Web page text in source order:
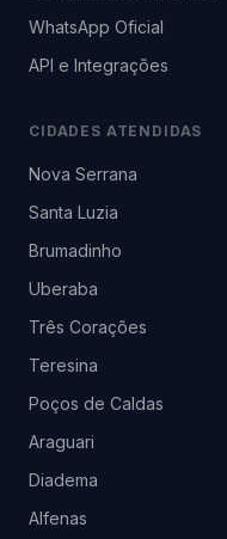
WhatsApp Oficial
API e Integrações
CIDADES ATENDIDAS
Nova Serrana
Santa Luzia
Brumadinho
Uberaba
Três Corações
Teresina
Poços de Caldas
Araguari
Diadema
Alfenas